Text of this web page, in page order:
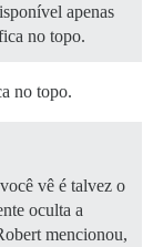
apenas
no topo.
no topo.
vê é talvez o
oculta a
mencionou,